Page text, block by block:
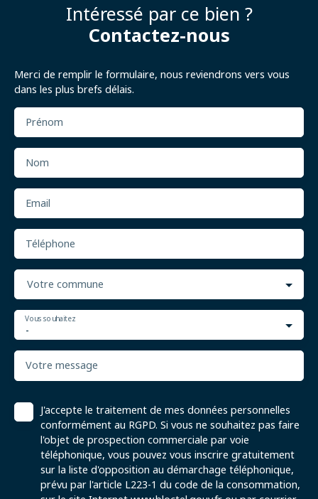
Intéressé par ce bien ?
Contactez-nous
Merci de remplir le formulaire, nous reviendrons vers vous
dans les plus brefs délais.
Prénom
Nom
Email
Téléphone
Votre commune
-
Vous souhaitez
Votre message
J'accepte le traitement de mes données personnelles
conformément au RGPD. Si vous ne souhaitez pas faire
l'objet de prospection commerciale par voie
téléphonique, vous pouvez vous inscrire gratuitement
sur la liste d'opposition au démarchage téléphonique,
prévu par l'article L223-1 du code de la consommation,